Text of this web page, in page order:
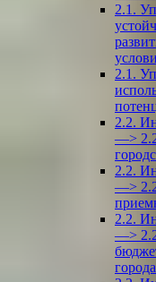
2.1.
2.1.
2.2.
—>
2.2.
—>
2.2.
—>